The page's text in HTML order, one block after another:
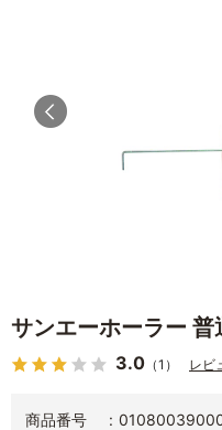
サンエーホーラー 普
3.0 （1） レビ
商品番号